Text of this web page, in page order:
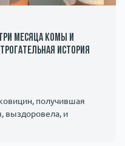
месяца комы и
история
получившая
выздоровела, и